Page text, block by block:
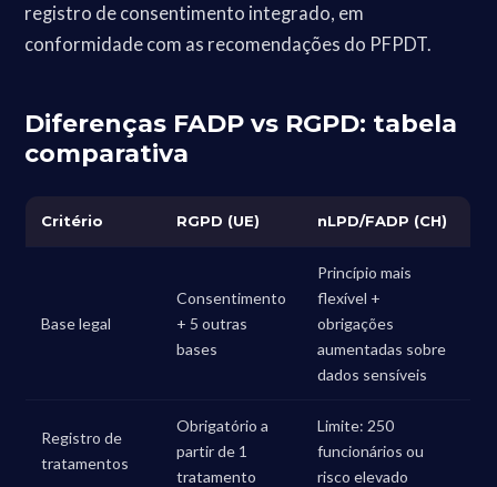
registro de consentimento integrado, em
conformidade com as recomendações do PFPDT.
Diferenças FADP vs RGPD: tabela
comparativa
Critério RGPD (UE) nLPD/FADP (CH)
Base legal
Consentimento
+ 5 outras
bases
Princípio mais
flexível +
obrigações
aumentadas sobre
dados sensíveis
Registro de
tratamentos
Obrigatório a
partir de 1
tratamento
Limite: 250
funcionários ou
risco elevado